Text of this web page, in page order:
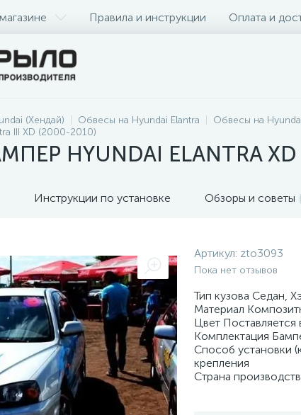
Правила и инструкции Оплата и
(Хендай) Обвесы на Hyundai Elantra
Обвесы на
III XD (2000-2010)
HYUNDAI ELANTRA XD
Инструкции по установке Обзоры и советы
Артикул: zto3093
Пока нет отзывов
Тип кузова Седан,
Материал
Цвет
Комплектация
Cпособ установки
крепления
Страна